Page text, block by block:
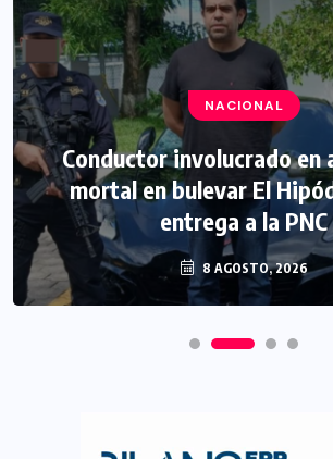
NACIONAL
Conductor involucrado en
mortal en bulevar El
entrega a la PNC
8 AGOSTO, 2026